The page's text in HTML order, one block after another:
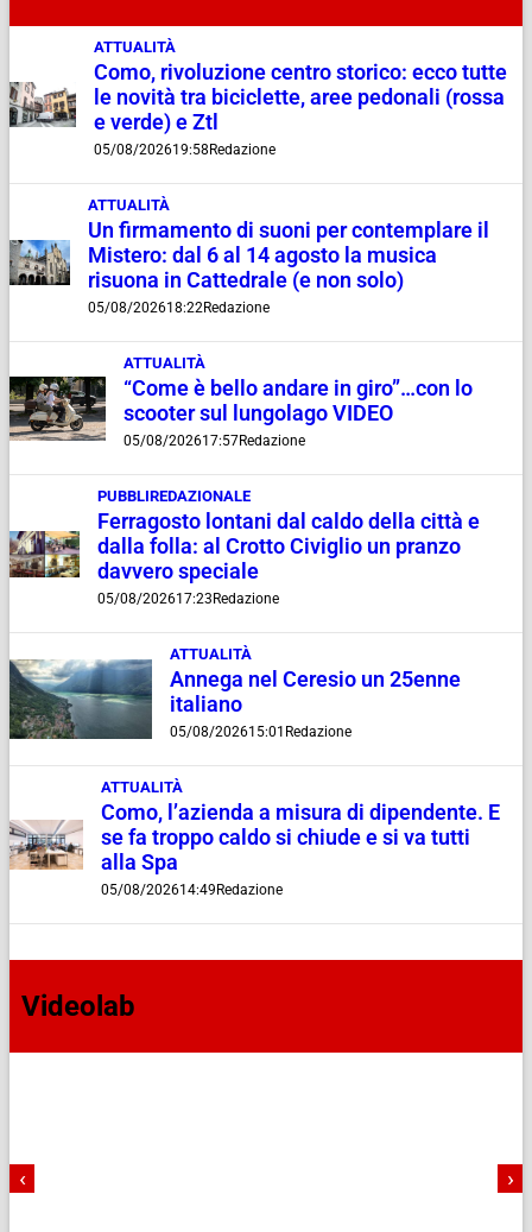
ATTUALITÀ
Como, rivoluzione centro storico: ecco tutte
le novità tra biciclette, aree pedonali (rossa
e verde) e Ztl
05/08/202619:58 Redazione
ATTUALITÀ
Un firmamento di suoni per contemplare il
Mistero: dal 6 al 14 agosto la musica
risuona in Cattedrale (e non solo)
05/08/202618:22Redazione
ATTUALITÀ
“Come è bello andare in giro”…con lo
scooter sul lungolago VIDEO
05/08/202617:57Redazione
PUBBLIREDAZIONALE
Ferragosto lontani dal caldo della città e
dalla folla: al Crotto Civiglio un pranzo
davvero speciale
05/08/202617:23 Redazione
ATTUALITÀ
Annega nel Ceresio un 25enne
italiano
05/08/202615:01 Redazione
ATTUALITÀ
Como, l’azienda a misura di dipendente. E
se fa troppo caldo si chiude e si va tutti
alla Spa
05/08/202614:49 Redazione
Videolab
‹ ›